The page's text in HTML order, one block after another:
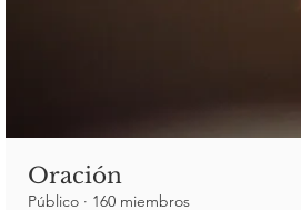
Oración
Público · 160 miembros